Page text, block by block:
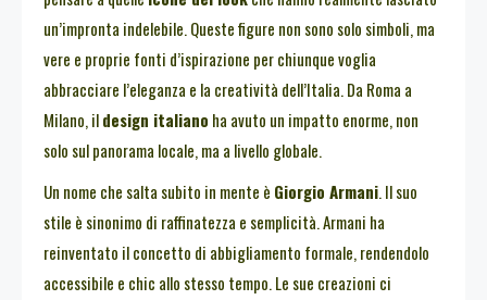
un’impronta indelebile. Queste figure non sono solo simboli, ma
vere e proprie fonti d’ispirazione per chiunque voglia
abbracciare l’eleganza e la creatività dell’Italia. Da Roma a
Milano, ildesign italiano ha avuto un impatto enorme, non
solo sul panorama locale, ma a livello globale.
Un nome che salta subito in mente è Giorgio Armani. Il suo
stile è sinonimo di raffinatezza e semplicità. Armani ha
reinventato il concetto di abbigliamento formale, rendendolo
accessibile e chic allo stesso tempo. Le sue creazioni ci